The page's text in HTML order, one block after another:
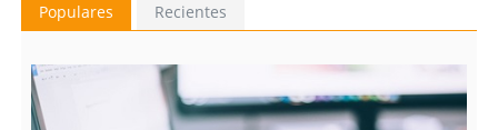
Populares Recientes